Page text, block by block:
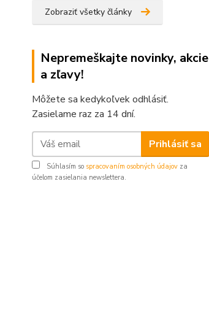
Zobraziť všetky články
Nepremeškajte novinky, akcie
a zľavy!
Môžete sa kedykoľvek odhlásiť.
Zasielame raz za 14 dní.
Prihlásiť sa
Súhlasím so spracovaním osobných údajov za
účelom zasielania newslettera.